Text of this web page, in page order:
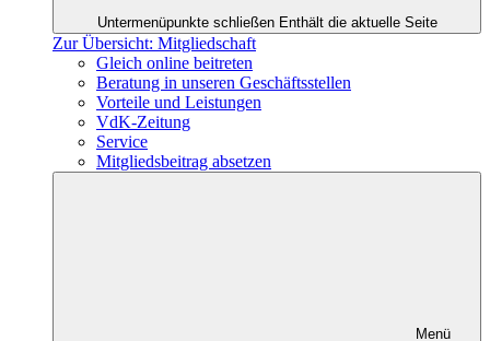
Untermenüpunkte schließen Enthält die aktuelle Seite
Zur Übersicht: Mitgliedschaft
Gleich online beitreten
Beratung in unseren Geschäftsstellen
Vorteile und Leistungen
VdK-Zeitung
Service
Mitgliedsbeitrag absetzen
Menü